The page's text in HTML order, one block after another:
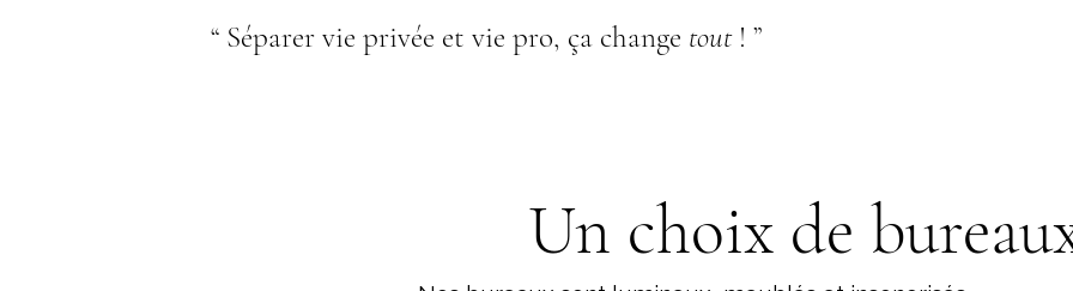
“ Séparer vie privée et vie pro, ça change tout ! ”
Un choix de